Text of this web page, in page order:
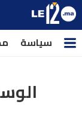
سياسة